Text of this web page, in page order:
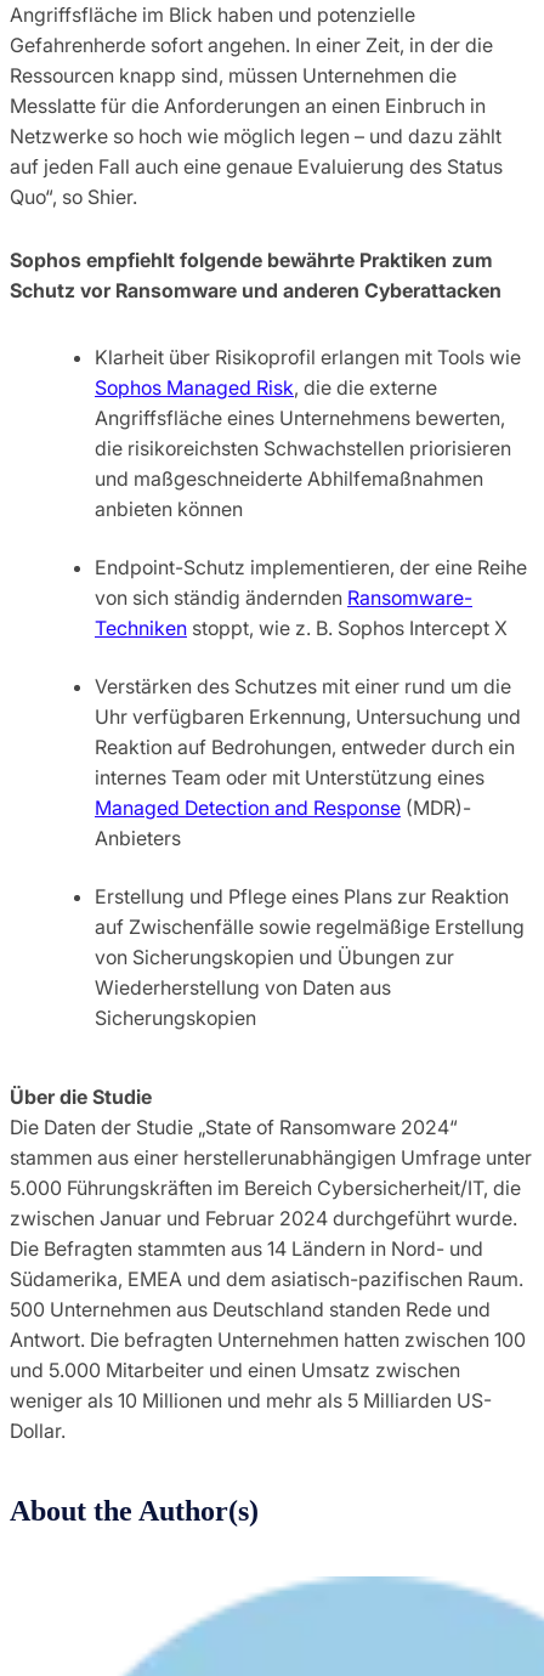
Angriffsfläche im Blick haben und potenzielle
Gefahrenherde sofort angehen. In einer Zeit, in der die
Ressourcen knapp sind, müssen Unternehmen die
Messlatte für die Anforderungen an einen Einbruch in
Netzwerke so hoch wie möglich legen – und dazu zählt
auf jeden Fall auch eine genaue Evaluierung des Status
Quo“, so Shier.
Sophos empfiehlt folgende bewährte Praktiken zum
Schutz vor Ransomware und anderen Cyberattacken
Klarheit über Risikoprofil erlangen mit Tools wie
Sophos Managed Risk, die die externe
Angriffsfläche eines Unternehmens bewerten,
die risikoreichsten Schwachstellen priorisieren
und maßgeschneiderte Abhilfemaßnahmen
anbieten können
Endpoint-Schutz implementieren, der eine Reihe
von sich ständig ändernden Ransomware-
Techniken stoppt, wie z. B. Sophos Intercept X
Verstärken des Schutzes mit einer rund um die
Uhr verfügbaren Erkennung, Untersuchung und
Reaktion auf Bedrohungen, entweder durch ein
internes Team oder mit Unterstützung eines
Managed Detection and Response (MDR)-
Anbieters
Erstellung und Pflege eines Plans zur Reaktion
auf Zwischenfälle sowie regelmäßige Erstellung
von Sicherungskopien und Übungen zur
Wiederherstellung von Daten aus
Sicherungskopien
Über die Studie
Die Daten der Studie „State of Ransomware 2024“
stammen aus einer herstellerunabhängigen Umfrage unter
5.000 Führungskräften im Bereich Cybersicherheit/IT, die
zwischen Januar und Februar 2024 durchgeführt wurde.
Die Befragten stammten aus 14 Ländern in Nord- und
Südamerika, EMEA und dem asiatisch-pazifischen Raum.
500 Unternehmen aus Deutschland standen Rede und
Antwort. Die befragten Unternehmen hatten zwischen 100
und 5.000 Mitarbeiter und einen Umsatz zwischen
weniger als 10 Millionen und mehr als 5 Milliarden US-
Dollar.
About the Author(s)